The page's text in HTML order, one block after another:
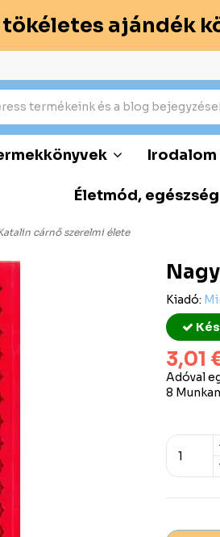
ajándék
Irodalom
Életmód, egészség
cárnő szerelmi élete
Kiadó:
3,01
Adóval
8